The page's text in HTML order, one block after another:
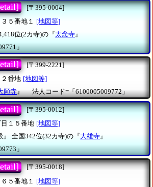
[〒395-0004]
５番地１
[地図等]
位(2カ寺)の『太念寺 』
」
[〒399-2221]
番地 [地図等]
願寺』 法人コード=「6100005009772」
[〒395-0012]
１５番地 [地図等]
全国342位(32カ寺)の『大雄寺』
」
[〒395-0018]
５番地１
[地図等]